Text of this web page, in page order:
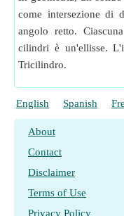
come intersezione di
angolo retto.
cilindri è un'ellisse.
Tricilindro.
English Spanish
About
Contact
Disclaimer
Terms of Use
Privacy Policy